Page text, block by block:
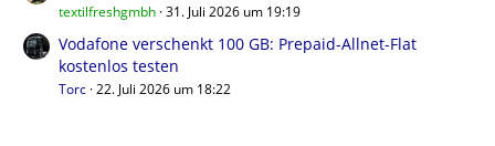
textilfreshgmbh 31. Juli 2026 um 19:19
Vodafone verschenkt 100 GB: Prepaid-Allnet-Flat
kostenlos testen
Torc 22. Juli 2026 um 18:22